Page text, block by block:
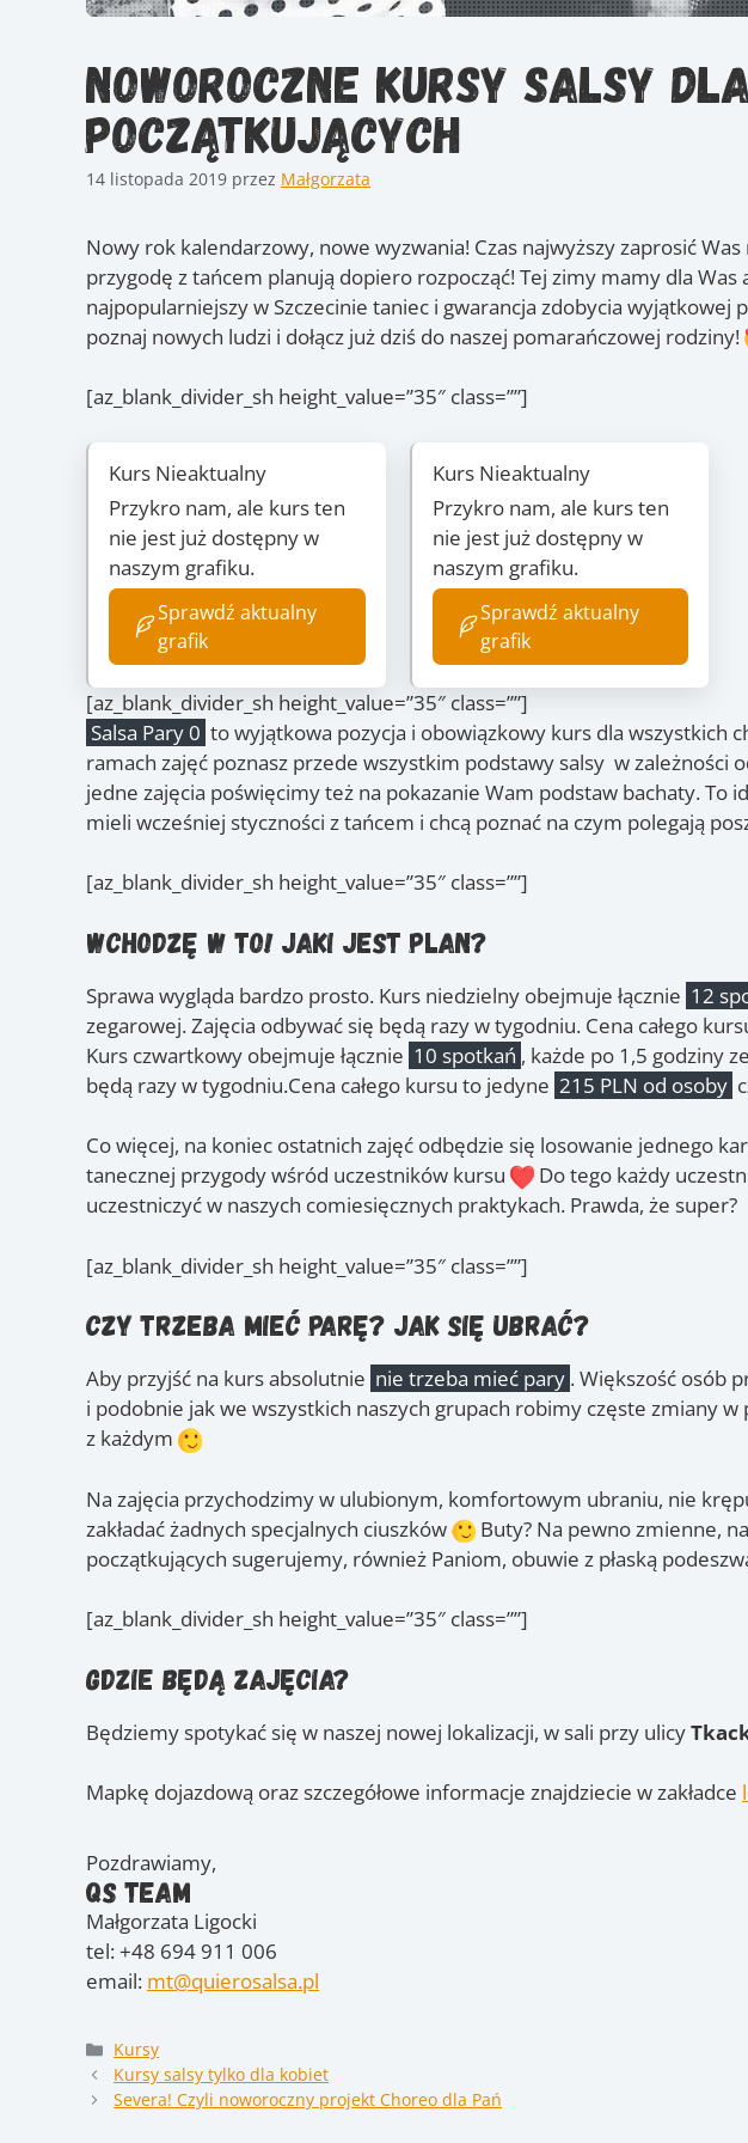
Noworoczne kursy salsy dla
początkujących
14 listopada 2019 przez Małgorzata
Nowy rok kalendarzowy, nowe wyzwania! Czas najwyższy zaprosić
przygodę z tańcem planują dopiero rozpocząć! Tej zimy mamy dla Was
najpopularniejszy w Szczecinie taniec i gwarancja zdobycia wyjątkowej
poznaj nowych ludzi i dołącz już dziś do naszej pomarańczowej rodziny!
[az_blank_divider_sh height_value=”35″ class=””]
Kurs Nieaktualny
Przykro nam, ale kurs ten
nie jest już dostępny w
naszym grafiku.
Sprawdź aktualny
grafik
Kurs Nieaktualny
Przykro nam, ale kurs ten
nie jest już dostępny w
naszym grafiku.
Sprawdź aktualny
grafik
[az_blank_divider_sh height_value=”35″ class=””]
Salsa Pary 0 to wyjątkowa pozycja i obowiązkowy kurs dla wszystkich
ramach zajęć poznasz przede wszystkim podstawy salsy w zależności
jedne zajęcia poświęcimy też na pokazanie Wam podstaw bachaty. To
mieli wcześniej styczności z tańcem i chcą poznać na czym polegają
[az_blank_divider_sh height_value=”35″ class=””]
Wchodzę w to! Jaki jest plan?
Sprawa wygląda bardzo prosto. Kurs niedzielny obejmuje łącznie 12
zegarowej. Zajęcia odbywać się będą razy w tygodniu. Cena całego
Kurs czwartkowy obejmuje łącznie 10 spotkań , każde po 1,5 godziny
będą razy w tygodniu.Cena całego kursu to jedyne 215 PLN od osoby
Co więcej, na koniec ostatnich zajęć odbędzie się losowanie jednego
tanecznej przygody wśród uczestników kursu
Do tego każdy
uczestniczyć w naszych comiesięcznych praktykach. Prawda, że super?
[az_blank_divider_sh height_value=”35″ class=””]
Czy trzeba mieć parę? Jak się ubrać?
Aby przyjść na kurs absolutnie nie trzeba mieć pary . Większość osób
i podobnie jak we wszystkich naszych grupach robimy częste zmiany w
z każdym
Na zajęcia przychodzimy w ulubionym, komfortowym ubraniu, nie
zakładać żadnych specjalnych ciuszków
Buty? Na pewno zmienne,
początkujących sugerujemy, również Paniom, obuwie z płaską
[az_blank_divider_sh height_value=”35″ class=””]
Gdzie będą zajęcia?
Będziemy spotykać się w naszej nowej lokalizacji, w sali przy ulicy
Mapkę dojazdową oraz szczegółowe informacje znajdziecie w zakładce
Pozdrawiamy,
QS Team
Małgorzata Ligocki
tel: +48 694 911 006
email: mt@quierosalsa.pl
Kategorie
Kursy
Kursy salsy tylko dla kobiet
Severa! Czyli noworoczny projekt Choreo dla Pań